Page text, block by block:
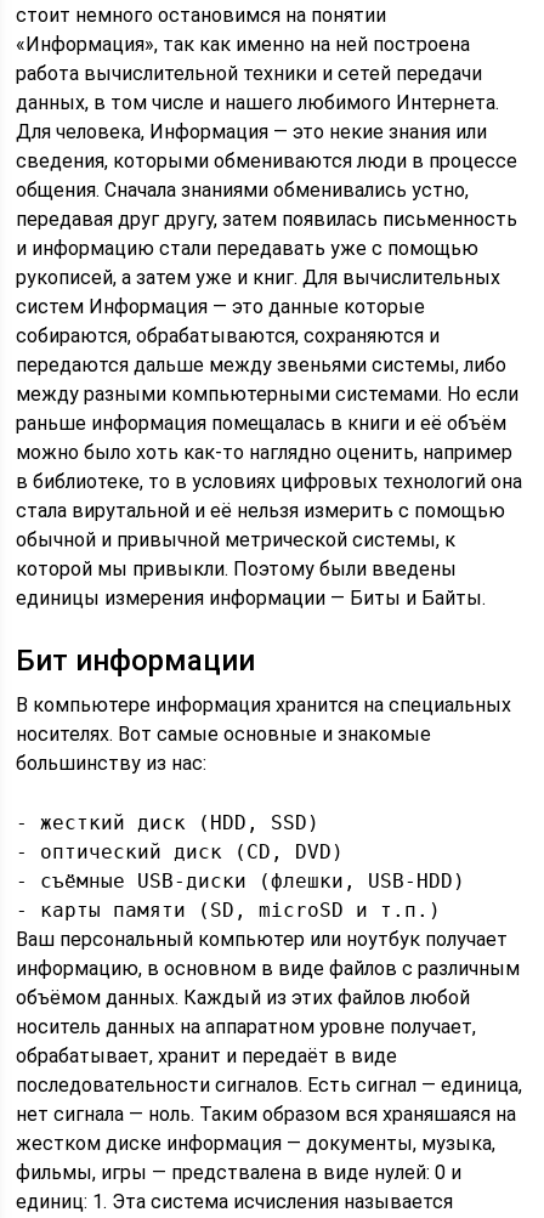
стоит немного остановимся на понятии
«Информация», так как именно на ней построена
работа вычислительной техники и сетей передачи
данных, в том числе и нашего любимого Интернета.
Для человека, Информация — это некие знания или
сведения, которыми обмениваются люди в процессе
общения. Сначала знаниями обменивались устно,
передавая друг другу, затем появилась письменность
и информацию стали передавать уже с помощью
рукописей, а затем уже и книг. Для вычислительных
систем Информация — это данные которые
собираются, обрабатываются, сохраняются и
передаются дальше между звеньями системы, либо
между разными компьютерными системами. Но если
раньше информация помещалась в книги и её объём
можно было хоть как-то наглядно оценить, например
в библиотеке, то в условиях цифровых технологий она
стала вирутальной и её нельзя измерить с помощью
обычной и привычной метрической системы, к
которой мы привыкли. Поэтому были введены
единицы измерения информации — Биты и Байты.
Бит информации
В компьютере информация хранится на специальных
носителях. Вот самые основные и знакомые
большинству из нас:
- жесткий диск (HDD, SSD)
- оптический диск (CD, DVD)
- съёмные USB-диски (флешки, USB-HDD)
- карты памяти (SD, microSD и т.п.)
Ваш персональный компьютер или ноутбук получает
информацию, в основном в виде файлов с различным
объёмом данных. Каждый из этих файлов любой
носитель данных на аппаратном уровне получает,
обрабатывает, хранит и передаёт в виде
последовательности сигналов. Есть сигнал — единица,
нет сигнала — ноль. Таким образом вся храняшаяся на
жестком диске информация — документы, музыка,
фильмы, игры — предствалена в виде нулей: 0 и
единиц: 1. Эта система исчисления называется